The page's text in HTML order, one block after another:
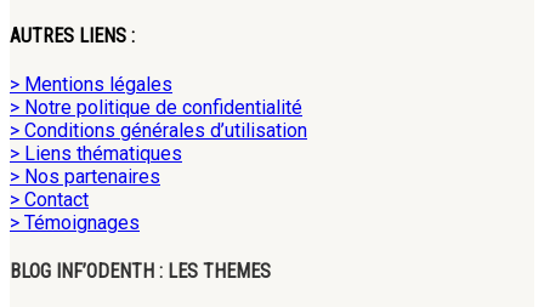
AUTRES LIENS :
> Mentions légales
> Notre politique de confidentialité
> Conditions générales d’utilisation
> Liens thématiques
> Nos partenaires
> Contact
> Témoignages
BLOG INF’ODENTH : LES THEMES